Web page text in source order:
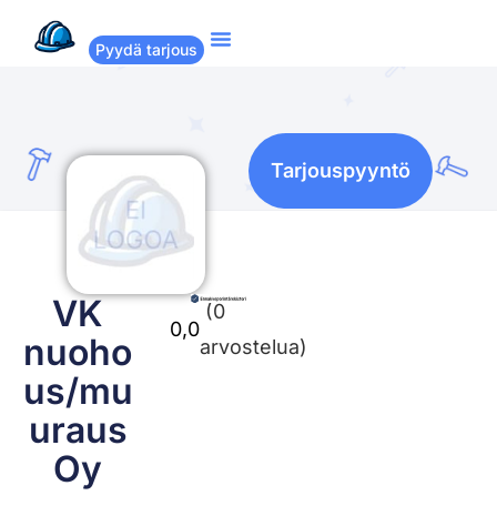
Pyydä tarjous
VK
nuoho
us/mu
uraus
Oy
0,0
(0
arvostelua)
Tarjouspyyntö